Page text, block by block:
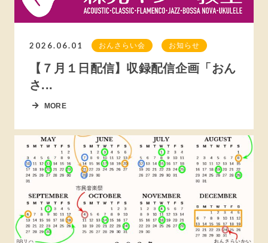
2026.06.01 おんさらい会 お知らせ
【７月１日配信】収録配信企画「おん
さ...
MORE